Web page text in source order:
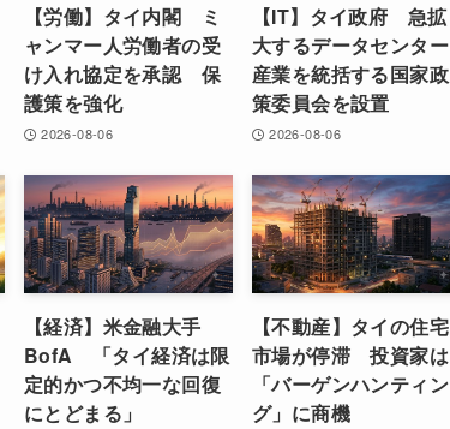
【労働】タイ内閣 ミ
ャンマー人労働者の受
け入れ協定を承認 保
護策を強化
2026-08-06
【IT】タイ政府 急拡
大するデータセンター
産業を統括する国家政
策委員会を設置
2026-08-06
【経済】米金融大手
BofA 「タイ経済は限
定的かつ不均一な回復
にとどまる」
【不動産】タイの住宅
市場が停滞 投資家は
「バーゲンハンティン
グ」に商機